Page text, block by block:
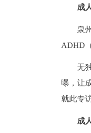
成
泉
ADHD
无
曝，让
就此专
成